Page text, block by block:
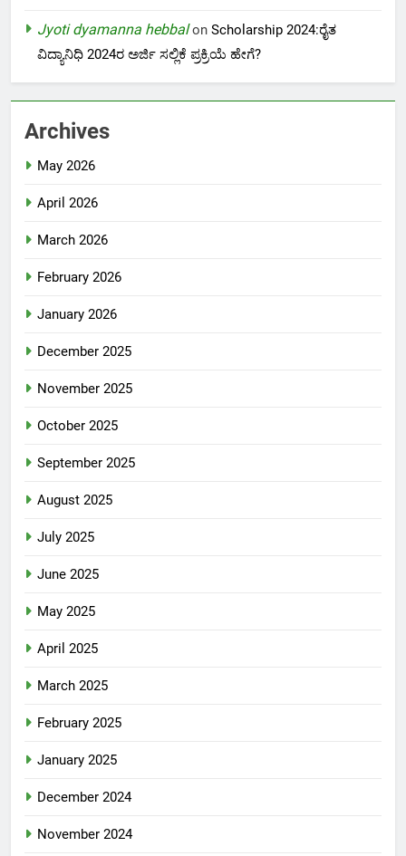
Jyoti dyamanna hebbalon Scholarship 2024:ರೈತ
ವಿದ್ಯಾನಿಧಿ 2024ರ ಅರ್ಜಿ ಸಲ್ಲಿಕೆ ಪ್ರಕ್ರಿಯೆ ಹೇಗೆ?
Archives
May 2026
April 2026
March 2026
February 2026
January 2026
December 2025
November 2025
October 2025
September 2025
August 2025
July 2025
June 2025
May 2025
April 2025
March 2025
February 2025
January 2025
December 2024
November 2024